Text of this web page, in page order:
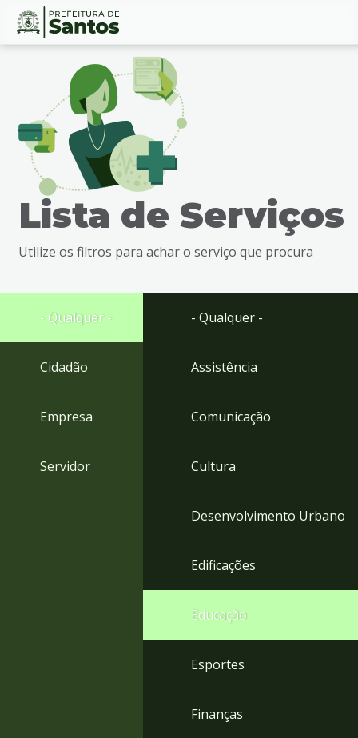
Ir
busca
Ir
rodapé
Conteúdo
Lista de Serviços
Utilize os filtros para achar o serviço que procura
- Qualquer -
Cidadão
Empresa
Servidor
- Qualquer -
Assistência
Comunicação
Cultura
Desenvolvimento Urbano
Edificações
Educação
Esportes
Finanças